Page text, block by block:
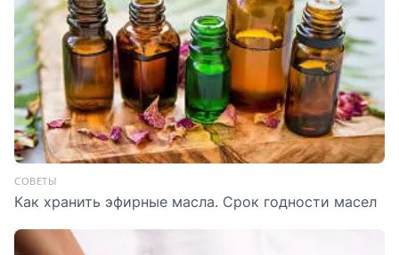
СОВЕТЫ
Как хранить эфирные масла. Срок годности масел